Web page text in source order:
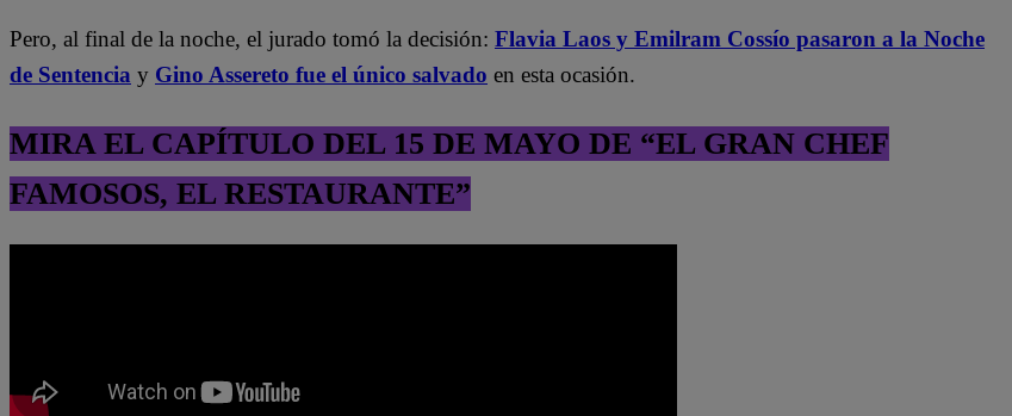
Pero, al final de la noche, el jurado tomó la decisión: Flavia Laos y Emilram Cossío pasaron a la Noche
de Sentencia y Gino Assereto fue el único salvado en esta ocasión.
MIRA EL CAPÍTULO DEL 15 DE MAYO DE “EL GRAN CHEF
FAMOSOS, EL RESTAURANTE”